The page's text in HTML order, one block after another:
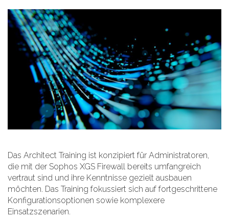
Das Architect Training ist konzipiert für Administratoren,
die mit der Sophos XGS Firewall bereits umfangreich
vertraut sind und ihre Kenntnisse gezielt ausbauen
möchten. Das Training fokussiert sich auf fortgeschrittene
Konfigurationsoptionen sowie komplexere
Einsatzszenarien.